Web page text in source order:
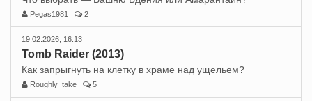
Pegas1981 2
19.02.2026, 16:13
Tomb Raider (2013)
Как запрыгнуть на клетку в храме над ущельем?
Roughly_take 5